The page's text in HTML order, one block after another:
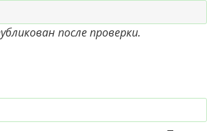
после проверки.